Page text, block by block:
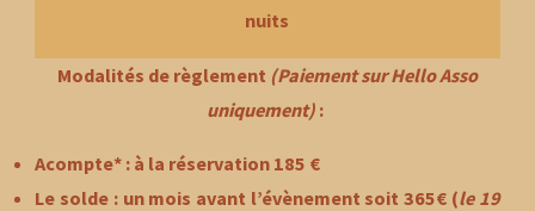
nuits
Modalités de règlement (Paiement sur Hello Asso
uniquement) :
Acompte* : à la réservation 185 €
Le solde : un mois avant l’évènement soit 365€ (le 19